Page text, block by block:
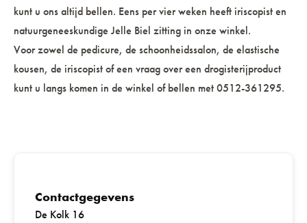
kunt u ons altijd bellen. Eens per vier weken heeft iriscopist en
natuurgeneeskundige Jelle Biel zitting in onze winkel.
Voor zowel de pedicure, de schoonheidssalon, de elastische
kousen, de iriscopist of een vraag over een drogisterijproduct
kunt u langs komen in de winkel of bellen met 0512-361295.
Contactgegevens
De Kolk 16